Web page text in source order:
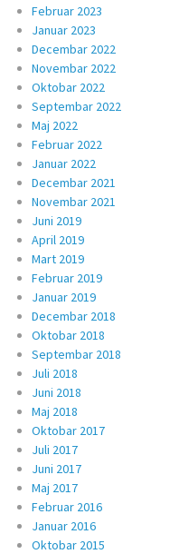
Februar 2023
Januar 2023
Decembar 2022
Novembar 2022
Oktobar 2022
Septembar 2022
Maj 2022
Februar 2022
Januar 2022
Decembar 2021
Novembar 2021
Juni 2019
April 2019
Mart 2019
Februar 2019
Januar 2019
Decembar 2018
Oktobar 2018
Septembar 2018
Juli 2018
Juni 2018
Maj 2018
Oktobar 2017
Juli 2017
Juni 2017
Maj 2017
Februar 2016
Januar 2016
Oktobar 2015